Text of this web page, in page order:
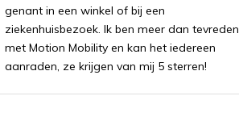
genant in een winkel of bij een
ziekenhuisbezoek. Ik ben meer dan tevreden
met Motion Mobility en kan het iedereen
aanraden, ze krijgen van mij 5 sterren!